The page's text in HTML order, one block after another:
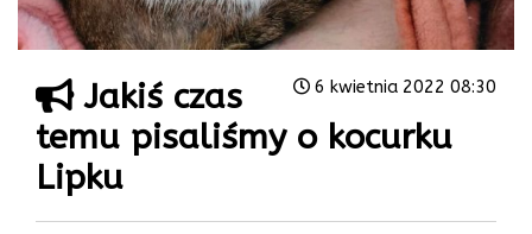
6 kwietnia 2022 08:30
Jakiś czas
temu pisaliśmy o kocurku
Lipku